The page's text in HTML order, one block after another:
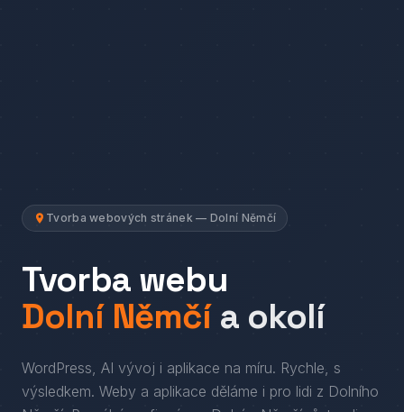
Tvorba webových stránek — Dolní Němčí
Tvorba webu
Dolní Němčí a okolí
WordPress, AI vývoj i aplikace na míru. Rychle, s
výsledkem. Weby a aplikace děláme i pro lidi z Dolního